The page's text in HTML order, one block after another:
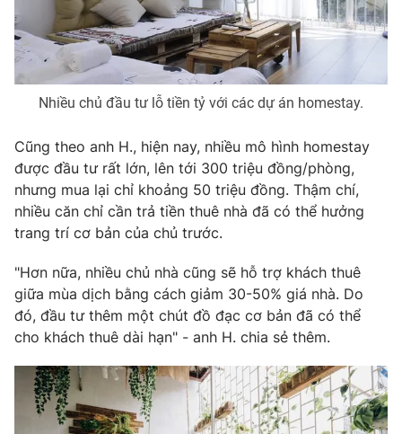
Nhiều chủ đầu tư lỗ tiền tỷ với các dự án homestay.
Cũng theo anh H., hiện nay, nhiều mô hình homestay
được đầu tư rất lớn, lên tới 300 triệu đồng/phòng,
nhưng mua lại chỉ khoảng 50 triệu đồng. Thậm chí,
nhiều căn chỉ cần trả tiền thuê nhà đã có thể hưởng
trang trí cơ bản của chủ trước.
"Hơn nữa, nhiều chủ nhà cũng sẽ hỗ trợ khách thuê
giữa mùa dịch bằng cách giảm 30-50% giá nhà. Do
đó, đầu tư thêm một chút đồ đạc cơ bản đã có thể
cho khách thuê dài hạn" - anh H. chia sẻ thêm.